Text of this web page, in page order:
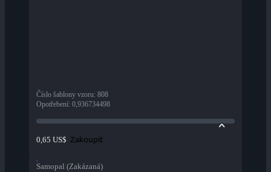
Číslo šablony vzoru: 808
Opotřebení: 0,936734498
0,65 US$ Zakoupit
Samopal (Zakázaná)